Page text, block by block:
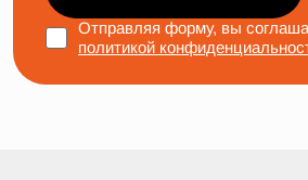
Отправляя форму, вы
политикой